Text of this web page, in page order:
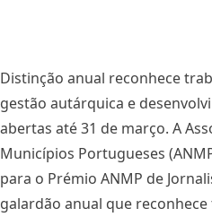
Distinção anual reconhece
gestão autárquica e
abertas até 31 de março. A
Municípios Portugueses
para o Prémio ANMP de
galardão anual que